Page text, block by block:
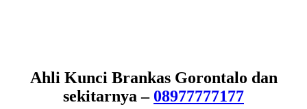
Ahli Kunci Brankas Gorontalo dan
sekitarnya – 08977777177